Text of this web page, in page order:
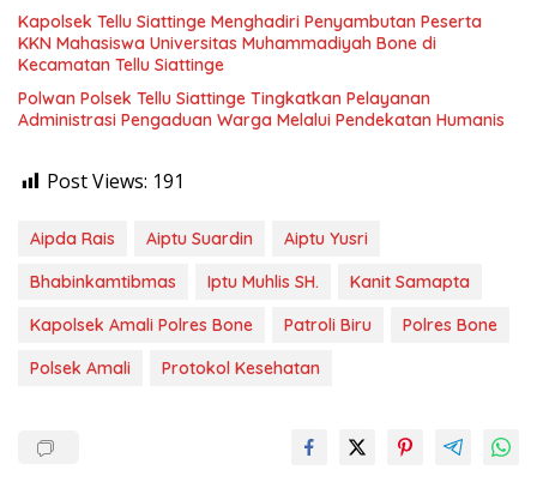
Kapolsek Tellu Siattinge Menghadiri Penyambutan Peserta
KKN Mahasiswa Universitas Muhammadiyah Bone di
Kecamatan Tellu Siattinge
Polwan Polsek Tellu Siattinge Tingkatkan Pelayanan
Administrasi Pengaduan Warga Melalui Pendekatan Humanis
Post Views: 191
Aipda Rais Aiptu Suardin
Aiptu Yusri
Bhabinkamtibmas
Iptu Muhlis SH.
Kanit Samapta
Kapolsek Amali Polres Bone
Patroli Biru
Polres Bone
Polsek Amali
Protokol Kesehatan